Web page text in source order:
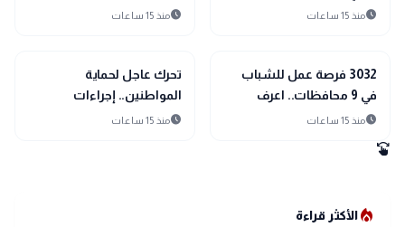
حدث.. ولم يساندنا حتى في
scheduleمنذ 15 ساعات
12 أغسطس
scheduleمنذ 15 ساعات
public
الأخبار المحلية3032 فرصة عمل للشباب
في 9 محافظات.. اعرف
التخصصات المطلوبة
scheduleمنذ 15 ساعات
public
الأخبار المحلية
تحرك عاجل لحماية
المواطنين.. إجراءات
مشددة ضد تسجيل خطوط
scheduleمنذ 15 ساعات
swipe
local_fire_departmentالأكثر قراءة